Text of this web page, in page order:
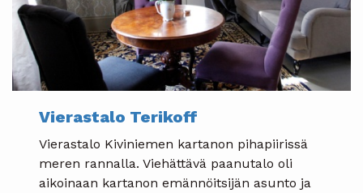
Vierastalo Terikoff
Vierastalo Kiviniemen kartanon pihapiirissä
meren rannalla. Viehättävä paanutalo oli
aikoinaan kartanon emännöitsijän asunto ja